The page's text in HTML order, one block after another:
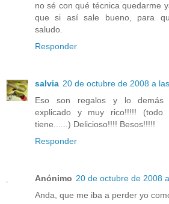
no sé con qué técnica quedarme
que si así sale bueno, para
saludo.
Responder
salvia 20 de octubre de 2008 a
Eso son regalos y lo demás
explicado y muy rico!!!!!
tiene......) Delicioso!!!! Besos!!!!!
Responder
Anónimo 20 de octubre de 2008
Anda, que me iba a perder yo